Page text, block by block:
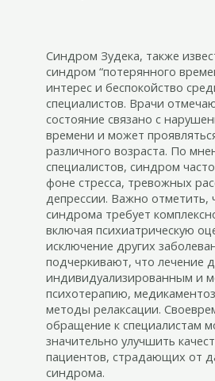
Синдром Зудека, также
синдром “потерянного
интерес и беспокойство
специалистов. Врачи
состояние связано с
времени и может
различного возраста. По
специалистов, синдром
фоне стресса, тревожных
депрессии. Важно отметить,
синдрома требует
включая психиатрическую
исключение других
подчеркивают, что лечение
индивидуализированным и
психотерапию,
методы релаксации.
обращение к специалистам
значительно улучшить
пациентов, страдающих от
синдрома.